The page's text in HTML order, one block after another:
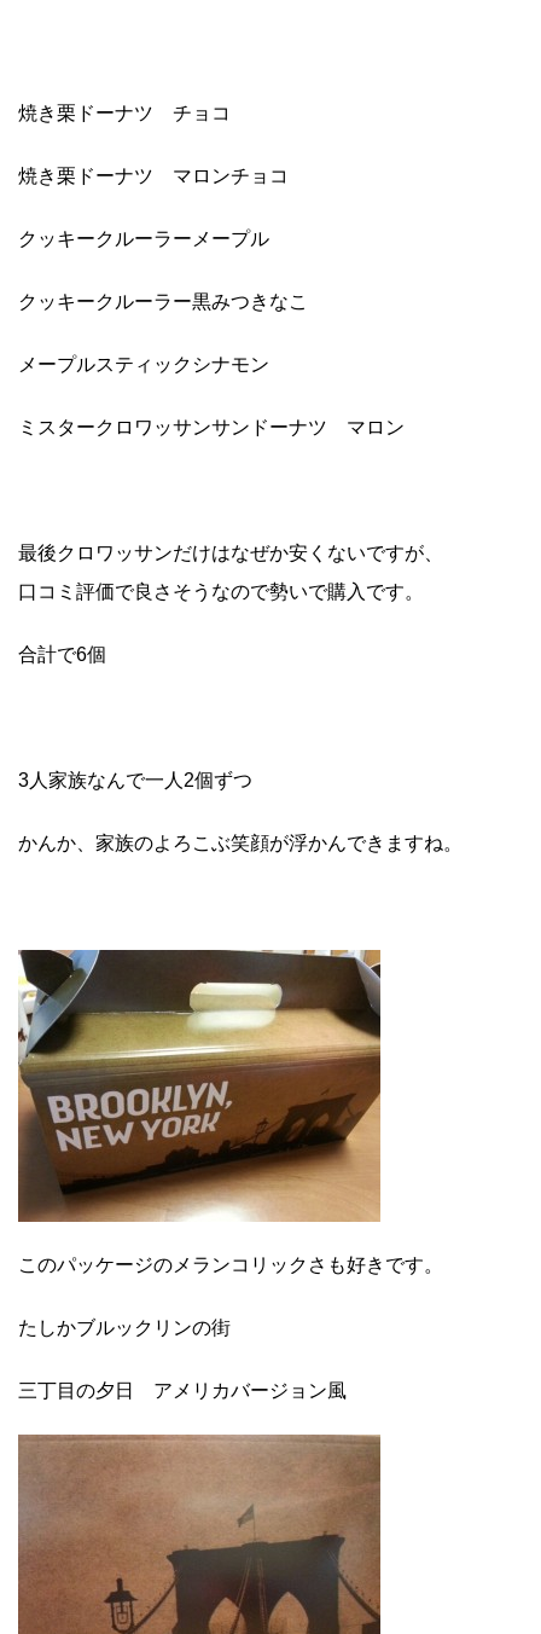
焼き栗ドーナツ チョコ
焼き栗ドーナツ マロンチョコ
クッキークルーラーメープル
クッキークルーラー黒みつきなこ
メープルスティックシナモン
ミスタークロワッサンサンドーナツ マロン
最後クロワッサンだけはなぜか安くないですが、
口コミ評価で良さそうなので勢いで購入です。
合計で6個
3人家族なんで一人2個ずつ
かんか、家族のよろこぶ笑顔が浮かんできますね。
このパッケージのメランコリックさも好きです。
たしかブルックリンの街
三丁目の夕日 アメリカバージョン風